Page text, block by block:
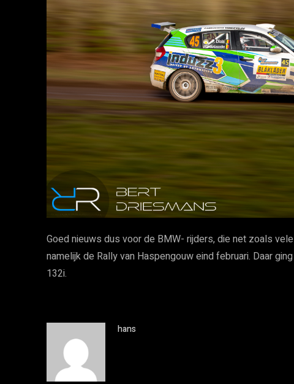
Goed nieuws dus voor de BMW- rijders, die net zoals
namelijk de Rally van Haspengouw eind februari. Daar
132i.
hans